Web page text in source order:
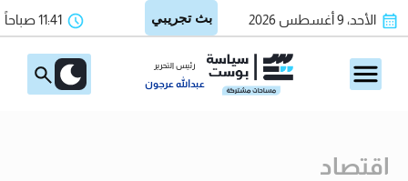
الأحد، 9 أغسطس 2026 11:41 صباحاً
رئيس التحرير
عبدالله عرجون
اقتصاد